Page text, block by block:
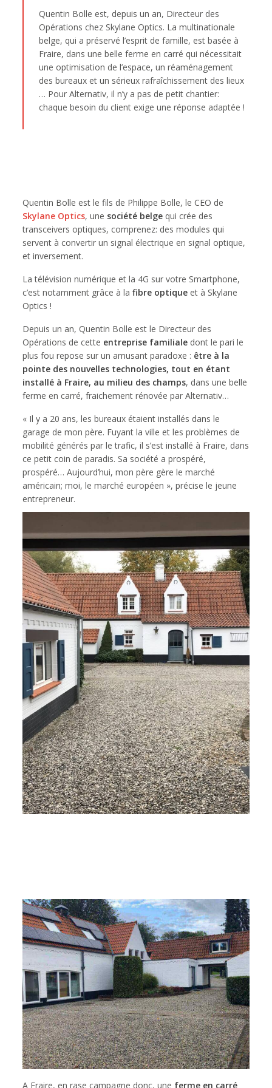
Quentin Bolle est, depuis un an, Directeur des
Opérations chez Skylane Optics. La multinationale
belge, qui a préservé l’esprit de famille, est basée à
Fraire, dans une belle ferme en carré qui nécessitait
une optimisation de l’espace, un réaménagement
des bureaux et un sérieux rafraîchissement des lieux
… Pour Alternativ, il n’y a pas de petit chantier:
chaque besoin du client exige une réponse adaptée !
Quentin Bolle est le fils de Philippe Bolle, le CEO de
Skylane Optics, une société belgequi crée des
transceivers optiques, comprenez: des modules qui
servent à convertir un signal électrique en signal optique,
et inversement.
La télévision numérique et la 4G sur votre Smartphone,
c’est notamment grâce à la fibre optique et à Skylane
Optics !
Depuis un an, Quentin Bolle est le Directeur des
Opérations de cette entreprise familiale dont le pari le
plus fou repose sur un amusant paradoxe : être à la
pointe des nouvelles technologies, tout en étant
installé à Fraire, au milieu des champs, dans une belle
ferme en carré, fraichement rénovée par Alternativ…
« Il y a 20 ans, les bureaux étaient installés dans le
garage de mon père. Fuyant la ville et les problèmes de
mobilité générés par le trafic, il s’est installé à Fraire, dans
ce petit coin de paradis. Sa société a prospéré,
prospéré… Aujourd’hui, mon père gère le marché
américain; moi, le marché européen », précise le jeune
entrepreneur.
A Fraire, en rase campagne donc, une ferme en carré